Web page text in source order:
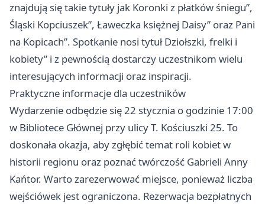
znajdują się takie tytuły jak Koronki z płatków śniegu”,
Śląski Kopciuszek”, Ławeczka księżnej Daisy” oraz Pani
na Kopicach”. Spotkanie nosi tytuł Dziołszki, frelki i
kobiety” i z pewnością dostarczy uczestnikom wielu
interesujących informacji oraz inspiracji.
Praktyczne informacje dla uczestników
Wydarzenie odbędzie się 22 stycznia o godzinie 17:00
w Bibliotece Głównej przy ulicy T. Kościuszki 25. To
doskonała okazja, aby zgłębić temat roli kobiet w
historii regionu oraz poznać twórczość Gabrieli Anny
Kańtor. Warto zarezerwować miejsce, ponieważ liczba
wejściówek jest ograniczona. Rezerwacja bezpłatnych